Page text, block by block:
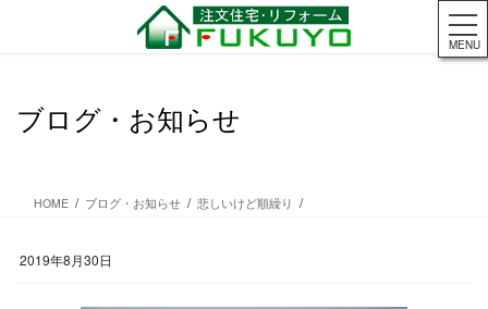
ブログ・お知らせ
HOME ブログ・お知らせ 悲しいけど順繰り
2019年8月30日
MENU